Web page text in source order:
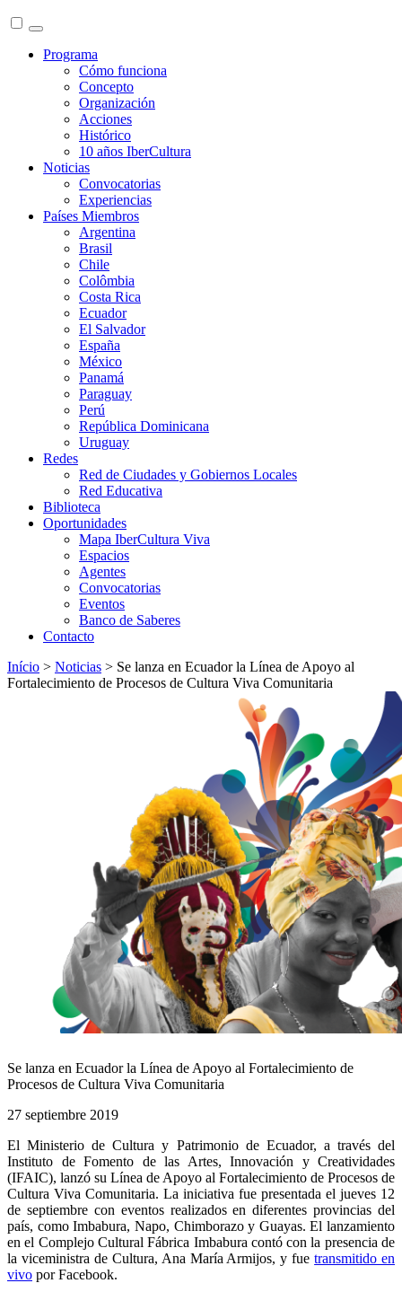
Programa
Cómo funciona
Concepto
Organización
Acciones
Histórico
10 años IberCultura
Noticias
Convocatorias
Experiencias
Países Miembros
Argentina
Brasil
Chile
Colômbia
Costa Rica
Ecuador
El Salvador
España
México
Panamá
Paraguay
Perú
República Dominicana
Uruguay
Redes
Red de Ciudades y Gobiernos Locales
Red Educativa
Biblioteca
Oportunidades
Mapa IberCultura Viva
Espacios
Agentes
Convocatorias
Eventos
Banco de Saberes
Contacto
Início > Noticias > Se lanza en Ecuador la Línea de Apoyo al
Fortalecimiento de Procesos de Cultura Viva Comunitaria
Se lanza en Ecuador la Línea de Apoyo al Fortalecimiento de
Procesos de Cultura Viva Comunitaria
27 septiembre 2019
El Ministerio de Cultura y Patrimonio de Ecuador, a través del
Instituto de Fomento de las Artes, Innovación y Creatividades
(IFAIC), lanzó su Línea de Apoyo al Fortalecimiento de Procesos de
Cultura Viva Comunitaria. La iniciativa fue presentada el jueves 12
de septiembre con eventos realizados en diferentes provincias del
país, como Imbabura, Napo, Chimborazo y Guayas. El lanzamiento
en el Complejo Cultural Fábrica Imbabura contó con la presencia de
la viceministra de Cultura, Ana María Armijos, y fuetransmitido en
vivo por Facebook.